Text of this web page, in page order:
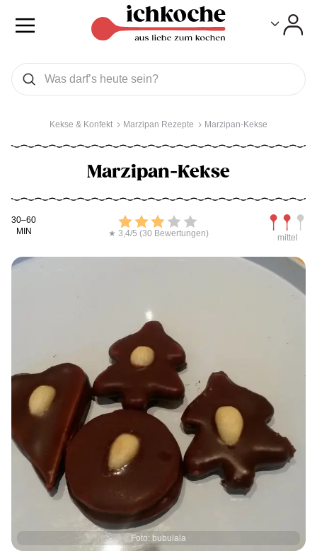
Was wollen Sie suchen
Suchen
Kekse & Konfekt Marzipan Rezepte Marzipan-Kekse
Marzipan-Kekse
Kochdauer
30–60
MIN
Bewerten
★ 3,4/5 (30 Bewertungen) mittel
Foto: bubulala